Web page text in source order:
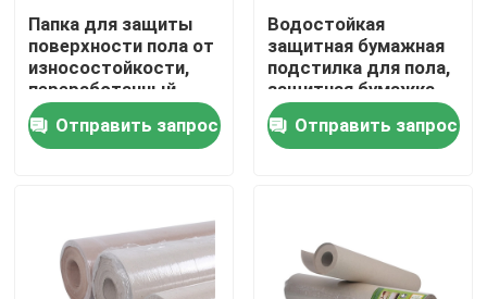
Дома
О Компании
Контакты
Справляться бумага защиты
Папка для защиты
поверхности пола от
износостойкости,
переработанный
картон
Отправить запрос
Водостойкая
защитная бумажная
подстилка для пола,
защитная бумажка
для декоративных
изделий, устойчивая
к износу
Отправить запрос